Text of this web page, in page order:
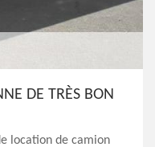
DE TRÈS BON
location de camion